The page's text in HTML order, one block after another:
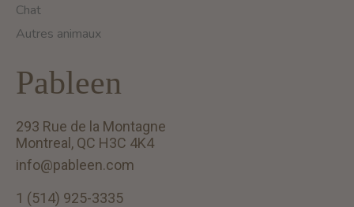
Chat
Autres animaux
Pableen
293 Rue de la Montagne
Montreal, QC H3C 4K4
info@pableen.com
1 (514) 925-3335